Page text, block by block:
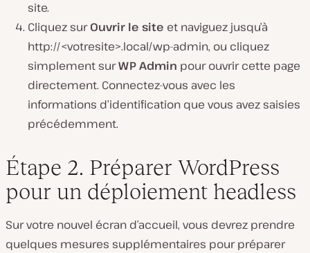
site.
Cliquez surOuvrir le site et naviguez jusqu’à
http://<votresite>.local/wp-admin, ou cliquez
simplement surWP Admin pour ouvrir cette page
directement. Connectez-vous avec les
informations d’identification que vous avez saisies
précédemment.
Étape 2. Préparer WordPress
pour un déploiement headless
Sur votre nouvel écran d’accueil, vous devrez prendre
quelques mesures supplémentaires pour préparer